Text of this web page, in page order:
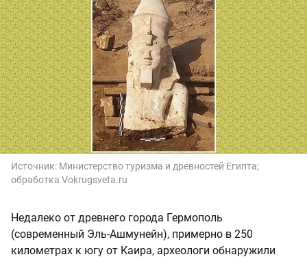
Источник: Министерство туризма и древностей Египта;
обработка Vokrugsveta.ru
Недалеко от древнего города Гермополь
(современный Эль-Ашмунейн), примерно в 250
километрах к югу от Каира, археологи обнаружили